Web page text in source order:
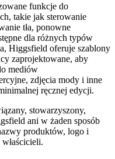
funkcje do
takie jak sterowanie
tła, ponowne
dla różnych typów
Higgsfield oferuje szablony
zaprojektowane, aby
mediów
zdjęcia mody i inne
ręcznej edycji.
stowarzyszony,
ani w żaden sposób
produktów, logo i